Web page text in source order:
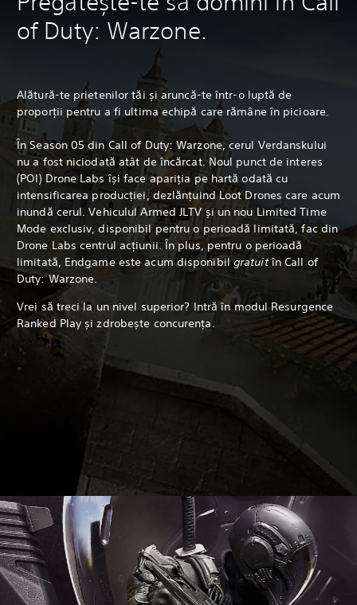
of Duty: Warzone.
Alătură-te prietenilor tăi și aruncă-te într-o luptă de
proporții pentru a fi ultima echipă care rămâne în picioare.
În Season 05 din Call of Duty: Warzone, cerul Verdanskului
nu a fost niciodată atât de încărcat. Noul punct de interes
(POI) Drone Labs își face apariția pe hartă odată cu
intensificarea producției, dezlănțuind Loot Drones care acum
inundă cerul. Vehiculul Armed JLTV și un nou Limited Time
Mode exclusiv, disponibil pentru o perioadă limitată, fac din
Drone Labs centrul acțiunii. În plus, pentru o perioadă
limitată, Endgame este acum disponibilgratuitîn Call of
Duty: Warzone.
Vrei să treci la un nivel superior? Intră în modul Resurgence
Ranked Play și zdrobește concurența.